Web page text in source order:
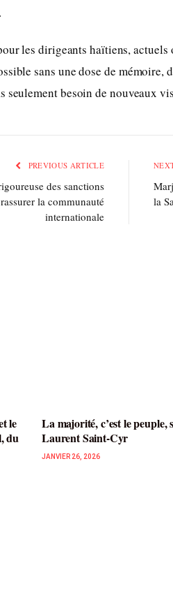
les dirigeants haïtiens, actuels
sans une dose de
seulement besoin de nouveaux
PREVIOUS ARTICLE
des sanctions
la communauté
internationale
la
le
du
La majorité, c’est le peuple,
Laurent Saint-Cyr
JANVIER 26, 2026